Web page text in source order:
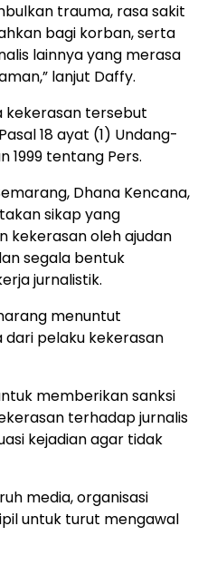
trauma, rasa sakit
bagi korban, serta
lainnya yang merasa
lanjut Daffy.
kekerasan tersebut
18 ayat (1) Undang-
1999 tentang Pers.
Dhana Kencana,
sikap yang
kekerasan oleh ajudan
segala bentuk
jurnalistik.
menuntut
pelaku kekerasan
memberikan sanksi
terhadap jurnalis
kejadian agar tidak
media, organisasi
untuk turut mengawal